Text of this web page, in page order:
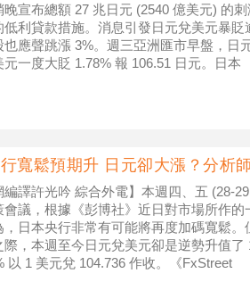
晚宣布總額 27 兆日元 (2540 億美元) 的
低利貸款措施。消息引發日元兌美元暴貶
也應聲跳漲 3%。週三亞洲匯市早盤，日
元一度大貶 1.78% 報 106.51 日元。日本
寬鬆預期升 日元卻大漲？分析
編譯許光吟 綜合外電】本週四、五 (28-
會議，根據《彭博社》近日對市場所作
，日本央行非常有可能將再度加碼寬鬆
際，本週至今日元兌美元卻是逆勢升值了
以 1 美元兌 104.736 作收。《FxStreet